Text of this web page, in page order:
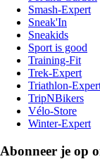
Smash-Expert
Sneak'In
Sneakids
Sport is good
Training-Fit
Trek-Expert
Triathlon-
TripNBikers
Vélo-Store
Winter-Expert
Abonneer je op